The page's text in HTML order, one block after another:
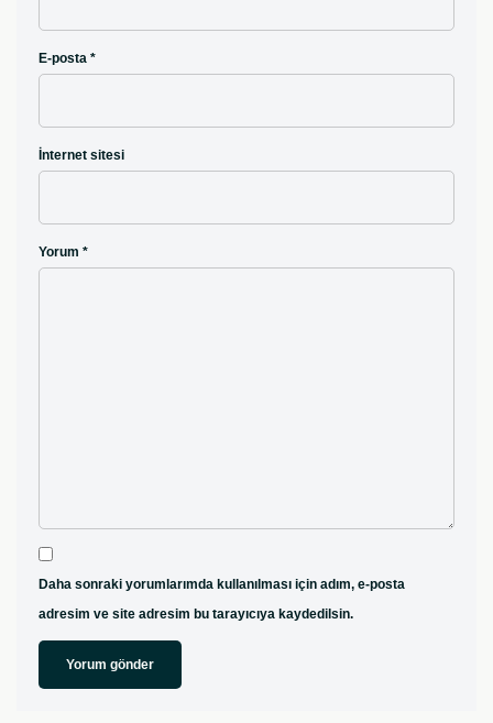
E-posta *
İnternet sitesi
Yorum *
Daha sonraki yorumlarımda kullanılması için adım, e-posta
adresim ve site adresim bu tarayıcıya kaydedilsin.